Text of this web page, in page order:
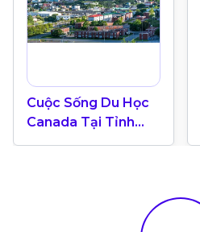
Cuộc Sống Du Học
Canada Tại Tỉnh
Bang Trên Biển